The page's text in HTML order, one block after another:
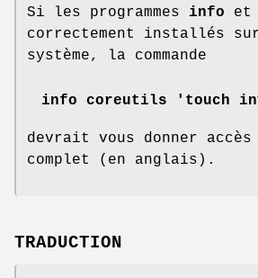
Si les programmes info et
correctement installés
système, la commande
info coreutils 'touch
devrait vous donner accès
complet (en anglais).
TRADUCTION